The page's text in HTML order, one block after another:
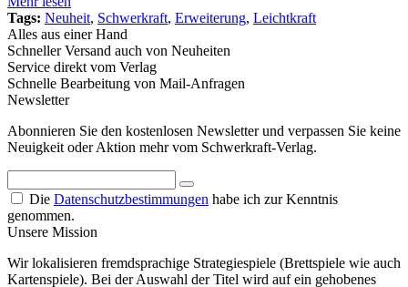
Tags: Neuheit, Schwerkraft, Erweiterung, Leichtkraft
Alles aus einer Hand
Schneller Versand auch von Neuheiten
Service direkt vom Verlag
Schnelle Bearbeitung von Mail-Anfragen
Newsletter
Abonnieren Sie den kostenlosen Newsletter und verpassen Sie keine
Neuigkeit oder Aktion mehr vom Schwerkraft-Verlag.
Die Datenschutzbestimmungen habe ich zur Kenntnis
genommen.
Unsere Mission
Wir lokalisieren fremdsprachige Strategiespiele (Brettspiele wie auch
Kartenspiele). Bei der Auswahl der Titel wird auf ein gehobenes